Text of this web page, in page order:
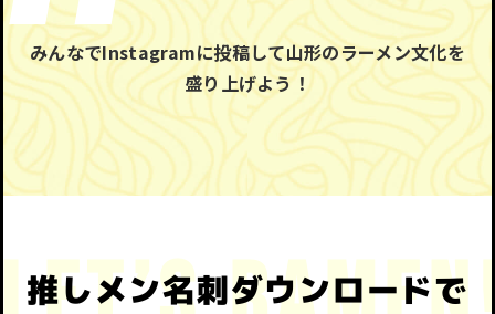
みんなでInstagramに投稿して山形のラーメン文化を
盛り上げよう！
推しメン名刺ダウンロードで